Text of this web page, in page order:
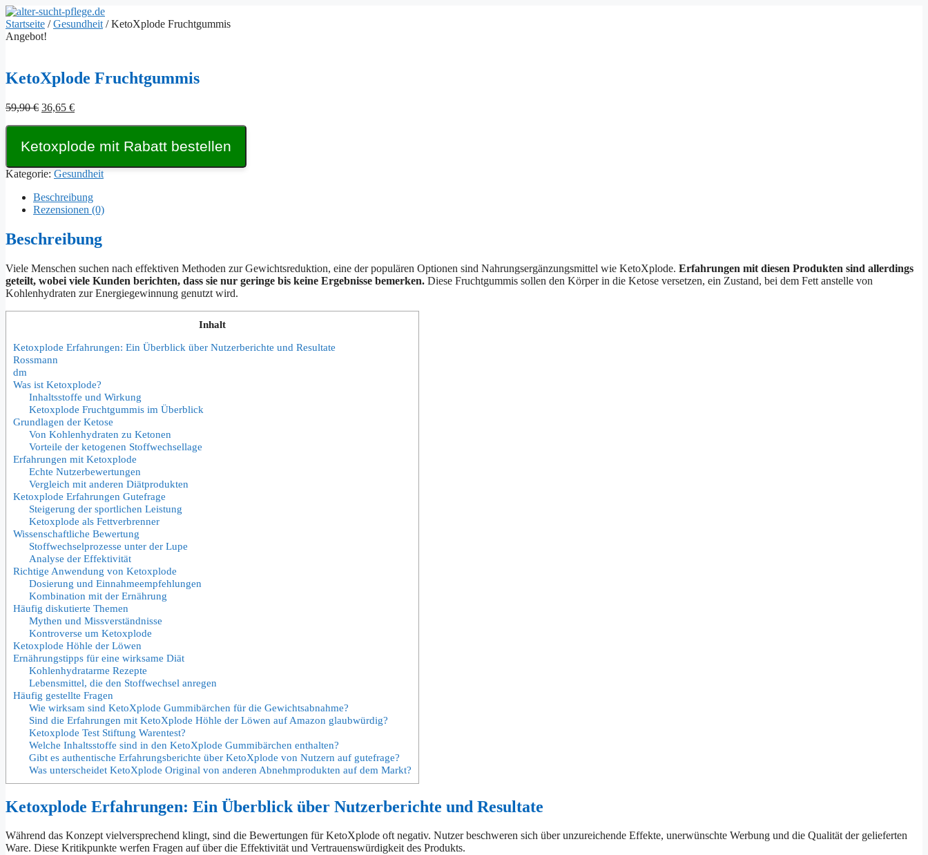
Zum
Inhalt
springen
Startseite /Gesundheit / KetoXplode Fruchtgummis
Angebot!
KetoXplode Fruchtgummis
59,90€ Ursprünglicher
59,90 €
36,65 €Aktueller
36,65 €.
Ketoxplode mit Rabatt bestellen
Kategorie: Gesundheit
Beschreibung
Rezensionen (0)
Beschreibung
Viele Menschen suchen nach effektiven Methoden zur Gewichtsreduktion, eine der populären Optionen sind Nahrungsergänzungsmittel wie KetoXplode. Erfahrungen mit diesen Produkten sind allerdings
geteilt, wobei viele Kunden berichten, dass sie nur geringe bis keine Ergebnisse bemerken. Diese Fruchtgummis sollen den Körper in die Ketose versetzen, ein Zustand, bei dem Fett anstelle von
Kohlenhydraten zur Energiegewinnung genutzt wird.
Inhalt
Ketoxplode Erfahrungen: Ein Überblick über Nutzerberichte und Resultate
Rossmann
dm
Was ist Ketoxplode?
Inhaltsstoffe und Wirkung
Ketoxplode Fruchtgummis im Überblick
Grundlagen der Ketose
Von Kohlenhydraten zu Ketonen
Vorteile der ketogenen Stoffwechsellage
Erfahrungen mit Ketoxplode
Echte Nutzerbewertungen
Vergleich mit anderen Diätprodukten
Ketoxplode Erfahrungen Gutefrage
Steigerung der sportlichen Leistung
Ketoxplode als Fettverbrenner
Wissenschaftliche Bewertung
Stoffwechselprozesse unter der Lupe
Analyse der Effektivität
Richtige Anwendung von Ketoxplode
Dosierung und Einnahmeempfehlungen
Kombination mit der Ernährung
Häufig diskutierte Themen
Mythen und Missverständnisse
Kontroverse um Ketoxplode
Ketoxplode Höhle der Löwen
Ernährungstipps für eine wirksame Diät
Kohlenhydratarme Rezepte
Lebensmittel, die den Stoffwechsel anregen
Häufig gestellte Fragen
Wie wirksam sind KetoXplode Gummibärchen für die Gewichtsabnahme?
Sind die Erfahrungen mit KetoXplode Höhle der Löwen auf Amazon glaubwürdig?
Ketoxplode Test Stiftung Warentest?
Welche Inhaltsstoffe sind in den KetoXplode Gummibärchen enthalten?
Gibt es authentische Erfahrungsberichte über KetoXplode von Nutzern auf gutefrage?
Was unterscheidet KetoXplode Original von anderen Abnehmprodukten auf dem Markt?
Ketoxplode Erfahrungen: Ein Überblick über Nutzerberichte und Resultate
Während das Konzept vielversprechend klingt, sind die Bewertungen für KetoXplode oft negativ. Nutzer beschweren sich über unzureichende Effekte, unerwünschte Werbung und die Qualität der gelieferten
Ware. Diese Kritikpunkte werfen Fragen auf über die Effektivität und Vertrauenswürdigkeit des Produkts.